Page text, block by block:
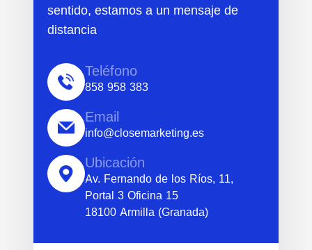
sentido, estamos a un mensaje de
distancia
Teléfono
858 958 383
Email
info@closemarketing.es
Ubicación
Av. Fernando de los Ríos, 11,
Portal 3 Oficina 15
18100 Armilla (Granada)